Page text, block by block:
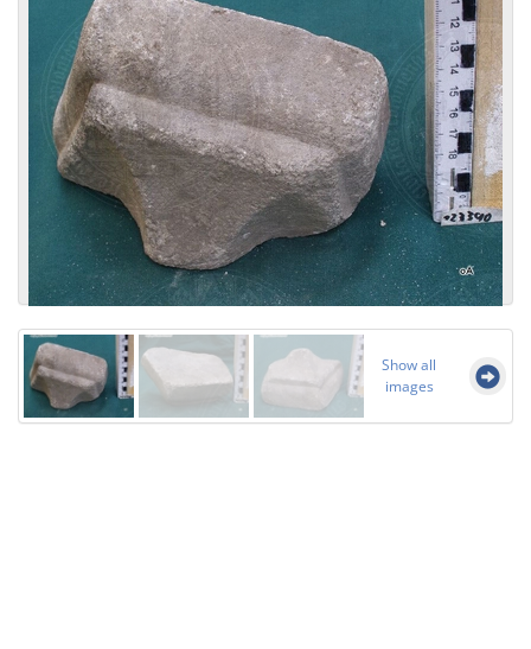
Show all
images